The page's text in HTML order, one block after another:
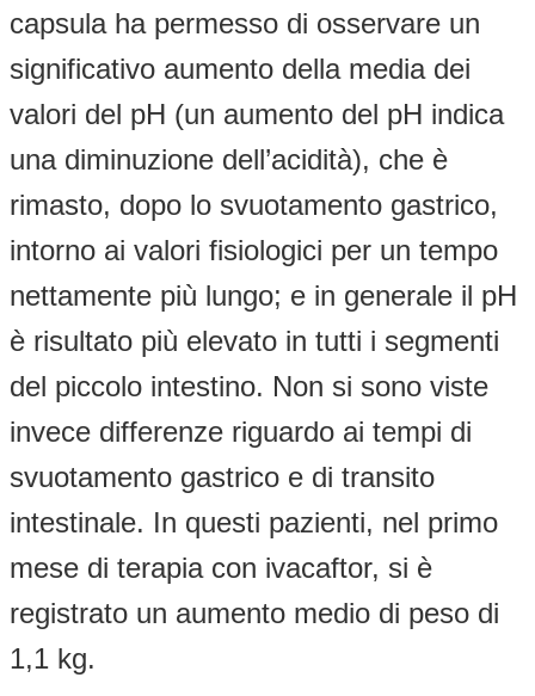
capsula ha permesso di osservare un
significativo aumento della media dei
valori del pH (un aumento del pH indica
una diminuzione dell’acidità), che è
rimasto, dopo lo svuotamento gastrico,
intorno ai valori fisiologici per un tempo
nettamente più lungo; e in generale il pH
è risultato più elevato in tutti i segmenti
del piccolo intestino. Non si sono viste
invece differenze riguardo ai tempi di
svuotamento gastrico e di transito
intestinale. In questi pazienti, nel primo
mese di terapia con ivacaftor, si è
registrato un aumento medio di peso di
1,1 kg.